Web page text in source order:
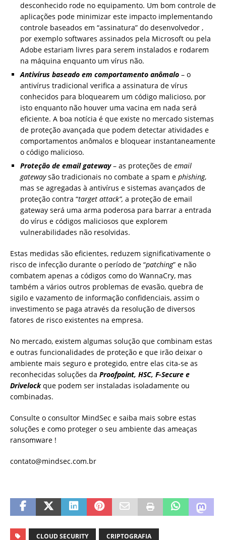
desconhecido rode no equipamento. Um bom controle de
aplicações pode minimizar este impacto implementando
controle baseados em “assinatura” do desenvolvedor ,
por exemplo softwares assinados pela Microsoft ou pela
Adobe estariam livres para serem instalados e rodarem
na máquina enquanto um vírus não.
Antivírus baseado em comportamento anômalo – o
antivírus tradicional verifica a assinatura de vírus
conhecidos para bloquearem um código malicioso, por
isto enquanto não houver uma vacina em nada será
eficiente. A boa notícia é que existe no mercado sistemas
de proteção avançada que podem detectar atividades e
comportamentos anômalos e bloquear instantaneamente
o código malicioso.
Proteção de email gateway– as proteções de email
gatewaysão tradicionais no combate a spam e phishing,
mas se agregadas à antivírus e sistemas avançados de
proteção contra “target attack”, a proteção de email
gateway será uma arma poderosa para barrar a entrada
do vírus e códigos maliciosos que explorem
vulnerabilidades não resolvidas.
Estas medidas são eficientes, reduzem significativamente o
risco de infecção durante o período de “patching” e não
combatem apenas a códigos como do WannaCry, mas
também a vários outros problemas de evasão, quebra de
sigilo e vazamento de informação confidenciais, assim o
investimento se paga através da resolução de diversos
fatores de risco existentes na empresa.
No mercado, existem algumas solução que combinam estas
e outras funcionalidades de proteção e que irão deixar o
ambiente mais seguro e protegido, entre elas cita-se as
reconhecidas soluções da Proofpoint, HSC, F-Secure e
Drivelock que podem ser instaladas isoladamente ou
combinadas.
Consulte o consultor MindSec e saiba mais sobre estas
soluções e como proteger o seu ambiente das ameaças
ransomware !
contato@mindsec.com.br
CLOUD SECURITY CRIPTOGRAFIA